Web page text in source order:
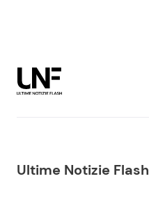
Ultime Notizie Flash